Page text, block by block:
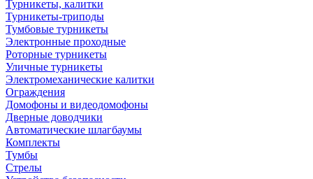
Турникеты, калитки
Турникеты-триподы
Тумбовые турникеты
Электронные проходные
Роторные турникеты
Уличные турникеты
Электромеханические калитки
Ограждения
Домофоны и видеодомофоны
Дверные доводчики
Автоматические шлагбаумы
Комплекты
Тумбы
Стрелы